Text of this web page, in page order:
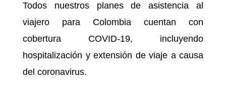
Todos nuestros planes de asistencia al
viajero para Colombia cuentan con
cobertura COVID-19, incluyendo
hospitalización y extensión de viaje a causa
del coronavirus.